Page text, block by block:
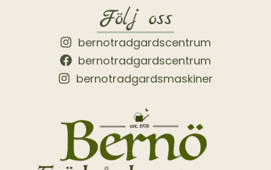
Följ oss
bernotradgardscentrum
bernotradgardscentrum
bernotradgardsmaskiner